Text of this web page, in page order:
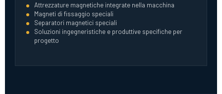
Attrezzature magnetiche integrate nella macchina
Magneti di fissaggio speciali
Separatori magnetici speciali
Soluzioni ingegneristiche e produttive specifiche per
progetto